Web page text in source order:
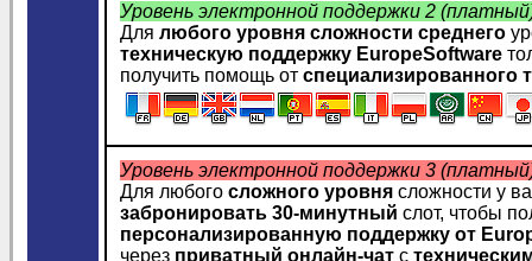
Уровень электронной поддержки 2
Для любого уровня сложности среднего
техническую поддержку EuropeSoftware
получить помощь от специализированного
Уровень электронной поддержки 3
Для любого сложного уровня сложности у
забронировать 30-минутный слот, чтобы
персонализированную поддержку от
через приватный онлайн-чат с